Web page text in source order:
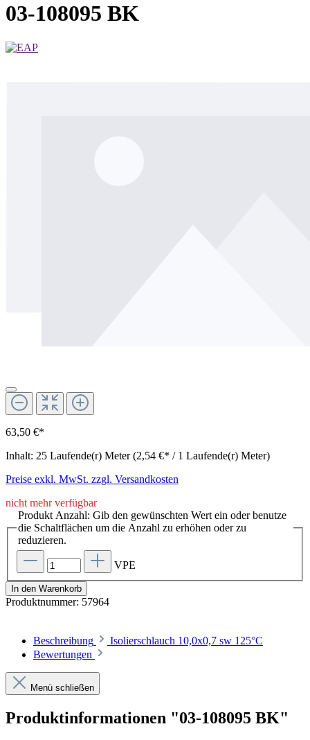
03-108095 BK
63,50 €*
Inhalt: 25 Laufende(r) Meter(2,54 €* / 1 Laufende(r) Meter)
Preise exkl. MwSt. zzgl. Versandkosten
nicht mehr verfügbar
Produkt Anzahl: Gib den gewünschten Wert ein oder benutze
die Schaltflächen um die Anzahl zu erhöhen oder zu
reduzieren.
VPE
In den Warenkorb
Produktnummer: 57964
Beschreibung
Isolierschlauch 10,0x0,7 sw 125°C
Bewertungen
Menü schließen
Produktinformationen "03-108095 BK"